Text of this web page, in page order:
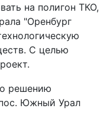
на полигон ТКО,
"Оренбург
С целью